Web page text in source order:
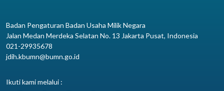
Badan Pengaturan Badan Usaha Milik Negara
Jalan Medan Merdeka Selatan No. 13 Jakarta Pusat, Indonesia
021-29935678
jdih.kbumn@bumn.go.id
Ikuti kami melalui :